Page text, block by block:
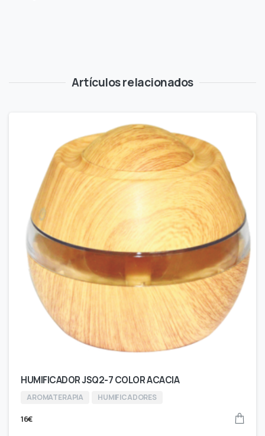
Artículos relacionados
HUMIFICADOR JSQ2-7 COLOR ACACIA
AROMATERAPIA HUMIFICADORES
16€